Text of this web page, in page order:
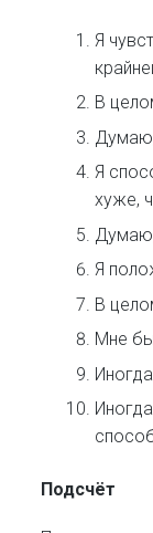
Я
В
Я
хуже,
Я
В
Мне
Подсчёт